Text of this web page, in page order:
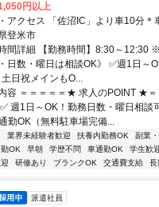
円以上
アクセス 「佐沼IC」より車10分＊
登米市
間詳細 【勤務時間】8:30～12:30
日数・曜日は相談OK》 ✅週1日～
日祝メインもO...
容 ＝＝＝＝＝★ 求人のPOINT ★＝
週1日～OK！勤務日数・曜日相
勤OK（無料駐車場完備...
業界未経験者歓迎 扶養内勤務OK 副業
OK
早朝 学歴不問 車通勤OK 学生歓
研修あり ブランクOK 交通費支給 長
派遣社員